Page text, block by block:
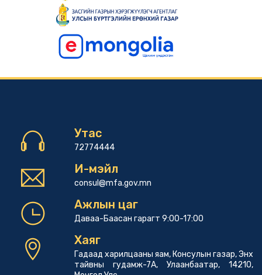
Утас
72774444
И-мэйл
consul@mfa.gov.mn
Ажлын цаг
Даваа-Баасан гарагт 9:00-17:00
Хаяг
Гадаад харилцааны яам, Консулын газар, Энх
тайвны гудамж-7А, Улаанбаатар, 14210,